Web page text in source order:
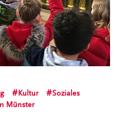
Kultur
Soziales
Münster